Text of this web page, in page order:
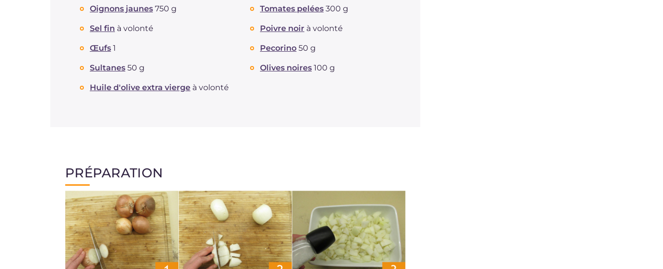
Oignons jaunes 750 g Tomates pelées 300 g
Sel fin à volonté Poivre noir à volonté
Œufs 1 Pecorino 50 g
Sultanes 50 g Olives noires 100 g
Huile d'olive extra vierge à volonté
PRÉPARATION